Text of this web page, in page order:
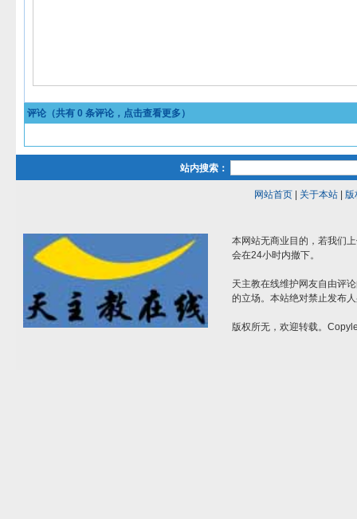
评论（共有 0 条评论，点击查看更多）
站内搜索：
网站首页| 关于本站| 版
本网站无商业目的，若我们
会在24小时内撤下。
天主教在线维护网友自由评
的立场。本站绝对禁止发布
版权所无，欢迎转载。